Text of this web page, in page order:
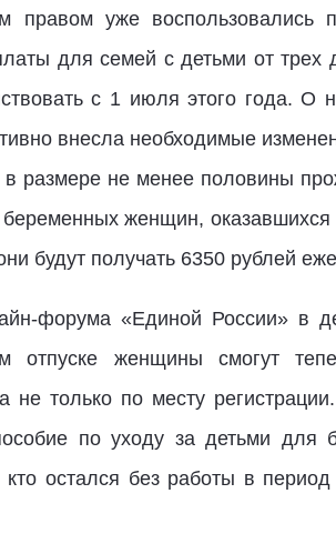
правом уже
для семей с детьми от трех
с 1 июля этого года. О
внесла необходимые
размере не менее половины
женщин, оказавшихся
будут получать 6350 рублей
форума «Единой России» в
женщины смогут
не только по месту
по уходу за детьми для
остался без работы в период